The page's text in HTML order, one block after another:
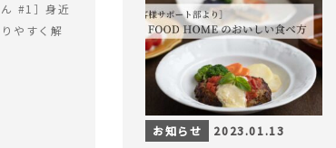
#1］身近
やすく解
お知らせ 2023.01.13